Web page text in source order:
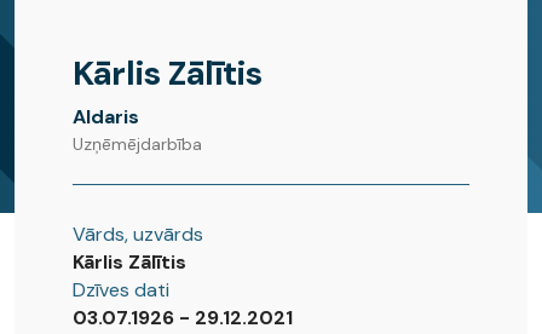
Kārlis Zālītis
Aldaris
Uzņēmējdarbība
Vārds, uzvārds
Kārlis Zālītis
Dzīves dati
03.07.1926 - 29.12.2021